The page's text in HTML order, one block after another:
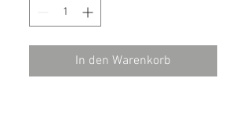
In den Warenkorb